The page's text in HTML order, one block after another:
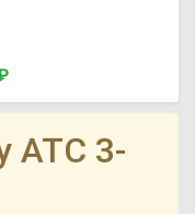
ATC 3-